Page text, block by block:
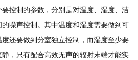
控制的参数，分别是对温度、湿度、洁
噪声控制。其中温度和湿度需要做到可
还要做到分室独立控制，而湿度至少要
，只有配合高效无声的辐射末端才能实